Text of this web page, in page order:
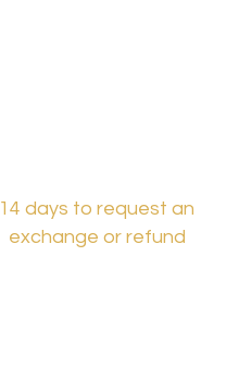
14 days to request an
exchange or refund